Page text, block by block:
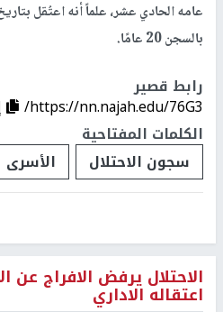
بالسجن 20 عامًا.
رابط قصير
https://nn.najah.edu/76G3/
الكلمات المفتاحية
سجون الاحتلال
الأسرى
الاحتلال يرفض الافراج عن
اعتقاله الاداري